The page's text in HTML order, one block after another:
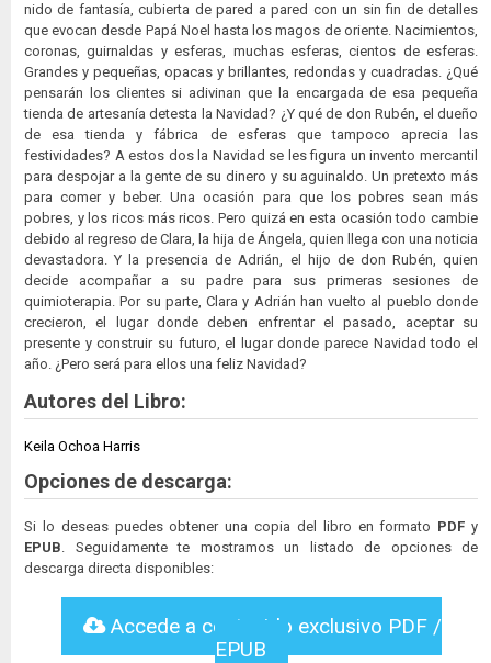
nido de fantasía, cubierta de pared a pared con un sin fin de detalles
que evocan desde Papá Noel hasta los magos de oriente. Nacimientos,
coronas, guirnaldas y esferas, muchas esferas, cientos de esferas.
Grandes y pequeñas, opacas y brillantes, redondas y cuadradas. ¿Qué
pensarán los clientes si adivinan que la encargada de esa pequeña
tienda de artesanía detesta la Navidad? ¿Y qué de don Rubén, el dueño
de esa tienda y fábrica de esferas que tampoco aprecia las
festividades? A estos dos la Navidad se les figura un invento mercantil
para despojar a la gente de su dinero y su aguinaldo. Un pretexto más
para comer y beber. Una ocasión para que los pobres sean más
pobres, y los ricos más ricos. Pero quizá en esta ocasión todo cambie
debido al regreso de Clara, la hija de Ángela, quien llega con una noticia
devastadora. Y la presencia de Adrián, el hijo de don Rubén, quien
decide acompañar a su padre para sus primeras sesiones de
quimioterapia. Por su parte, Clara y Adrián han vuelto al pueblo donde
crecieron, el lugar donde deben enfrentar el pasado, aceptar su
presente y construir su futuro, el lugar donde parece Navidad todo el
año. ¿Pero será para ellos una feliz Navidad?
Autores del Libro:
Keila Ochoa Harris
Opciones de descarga:
Si lo deseas puedes obtener una copia del libro en formato PDF y
EPUB . Seguidamente te mostramos un listado de opciones de
descarga directa disponibles:
Accede a contenido exclusivo PDF /
EPUB